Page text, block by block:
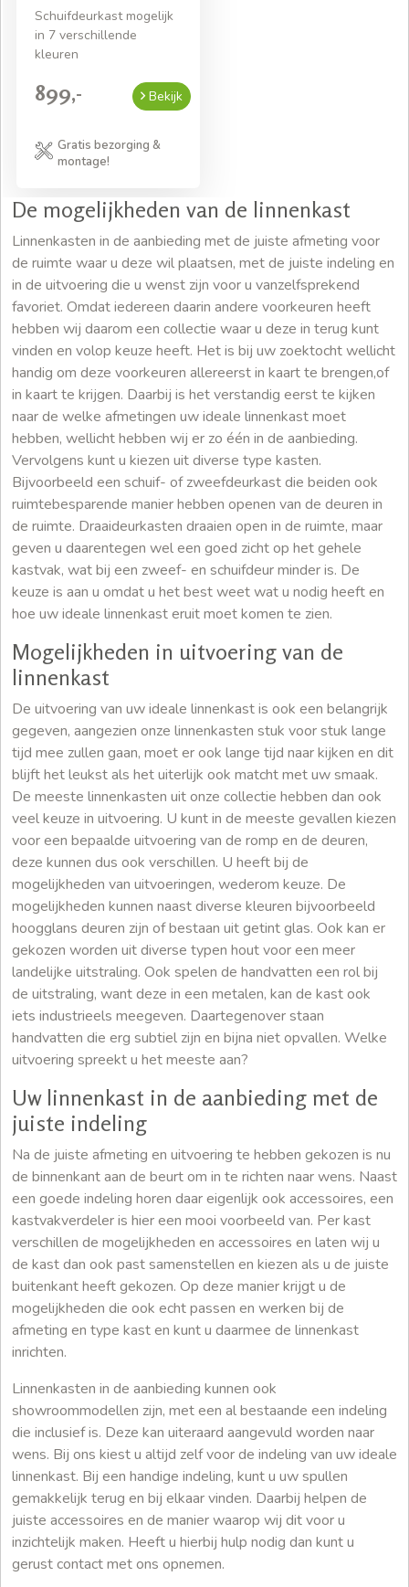
Schuifdeurkast mogelijk
in 7 verschillende
kleuren
899,- Bekijk
Gratis bezorging &
montage!
De mogelijkheden van de linnenkast
Linnenkasten in de aanbieding met de juiste afmeting voor
de ruimte waar u deze wil plaatsen, met de juiste indeling en
in de uitvoering die u wenst zijn voor u vanzelfsprekend
favoriet. Omdat iedereen daarin andere voorkeuren heeft
hebben wij daarom een collectie waar u deze in terug kunt
vinden en volop keuze heeft. Het is bij uw zoektocht wellicht
handig om deze voorkeuren allereerst in kaart te brengen,of
in kaart te krijgen. Daarbij is het verstandig eerst te kijken
naar de welke afmetingen uw ideale linnenkast moet
hebben, wellicht hebben wij er zo één in de aanbieding.
Vervolgens kunt u kiezen uit diverse type kasten.
Bijvoorbeeld een schuif- of zweefdeurkast die beiden ook
ruimtebesparende manier hebben openen van de deuren in
de ruimte. Draaideurkasten draaien open in de ruimte, maar
geven u daarentegen wel een goed zicht op het gehele
kastvak, wat bij een zweef- en schuifdeur minder is. De
keuze is aan u omdat u het best weet wat u nodig heeft en
hoe uw ideale linnenkast eruit moet komen te zien.
Mogelijkheden in uitvoering van de
linnenkast
De uitvoering van uw ideale linnenkast is ook een belangrijk
gegeven, aangezien onze linnenkasten stuk voor stuk lange
tijd mee zullen gaan, moet er ook lange tijd naar kijken en dit
blijft het leukst als het uiterlijk ook matcht met uw smaak.
De meeste linnenkasten uit onze collectie hebben dan ook
veel keuze in uitvoering. U kunt in de meeste gevallen kiezen
voor een bepaalde uitvoering van de romp en de deuren,
deze kunnen dus ook verschillen. U heeft bij de
mogelijkheden van uitvoeringen, wederom keuze. De
mogelijkheden kunnen naast diverse kleuren bijvoorbeeld
hoogglans deuren zijn of bestaan uit getint glas. Ook kan er
gekozen worden uit diverse typen hout voor een meer
landelijke uitstraling. Ook spelen de handvatten een rol bij
de uitstraling, want deze in een metalen, kan de kast ook
iets industrieels meegeven. Daartegenover staan
handvatten die erg subtiel zijn en bijna niet opvallen. Welke
uitvoering spreekt u het meeste aan?
Uw linnenkast in de aanbieding met de
juiste indeling
Na de juiste afmeting en uitvoering te hebben gekozen is nu
de binnenkant aan de beurt om in te richten naar wens. Naast
een goede indeling horen daar eigenlijk ook accessoires, een
kastvakverdeler is hier een mooi voorbeeld van. Per kast
verschillen de mogelijkheden en accessoires en laten wij u
de kast dan ook past samenstellen en kiezen als u de juiste
buitenkant heeft gekozen. Op deze manier krijgt u de
mogelijkheden die ook echt passen en werken bij de
afmeting en type kast en kunt u daarmee de linnenkast
inrichten.
Linnenkasten in de aanbieding kunnen ook
showroommodellen zijn, met een al bestaande een indeling
die inclusief is. Deze kan uiteraard aangevuld worden naar
wens. Bij ons kiest u altijd zelf voor de indeling van uw ideale
linnenkast. Bij een handige indeling, kunt u uw spullen
gemakkelijk terug en bij elkaar vinden. Daarbij helpen de
juiste accessoires en de manier waarop wij dit voor u
inzichtelijk maken. Heeft u hierbij hulp nodig dan kunt u
gerust contact met ons opnemen.